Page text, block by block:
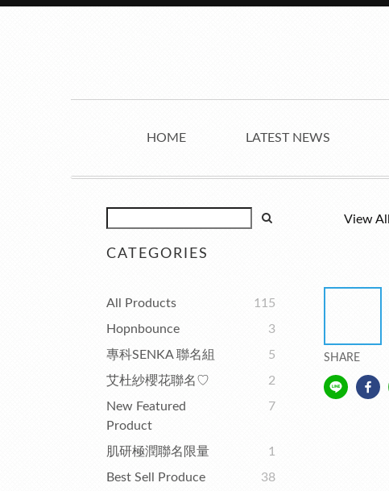
HOME LATEST NEWS
CATEGORIES
All Products
115
Hopnbounce
3
專科SENKA 聯名組
5
艾杜紗櫻花聯名♡
2
New Featured
Product
7
肌研極潤聯名限量
1
Best Sell Produce
38
View All
SHARE